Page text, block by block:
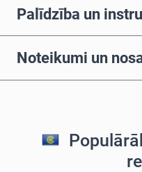
Palīdzība un
Noteikumi un